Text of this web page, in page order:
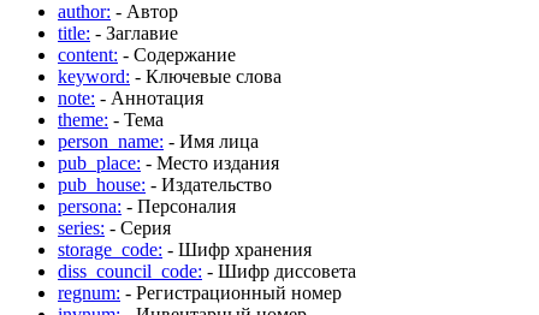
author: - Автор
title: - Заглавие
content: - Содержание
keyword: - Ключевые слова
note: - Аннотация
theme: - Тема
person_name: - Имя лица
pub_place: - Место издания
pub_house: - Издательство
persona: - Персоналия
series: - Серия
storage_code: - Шифр хранения
diss_council_code: - Шифр диссовета
regnum: - Регистрационный номер